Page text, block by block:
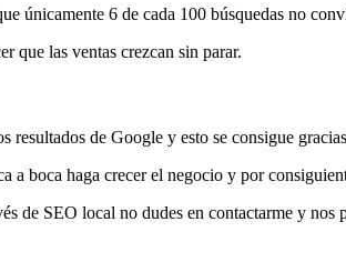
únicamente 6 de cada 100 búsquedas no
que las ventas crezcan sin parar.
resultados de Google y esto se consigue
boca haga crecer el negocio y por
de SEO local no dudes en contactarme y nos